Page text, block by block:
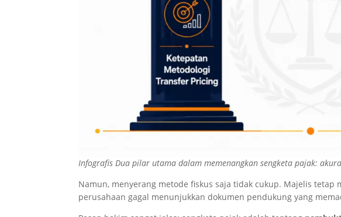
Infografis Dua pilar utama dalam memenangkan sengketa pajak:
Namun, menyerang metode fiskus saja tidak cukup. Majelis
perusahaan gagal menunjukkan dokumen pendukung yang